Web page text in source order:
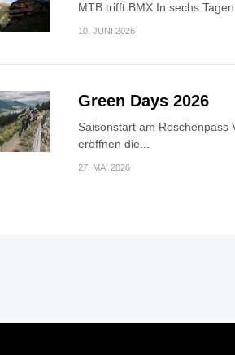
MTB trifft BMX In sechs
10. JUNI 2026
Green Days 2026
Saisonstart am Reschenpass
eröffnen die...
27. MAI 2026